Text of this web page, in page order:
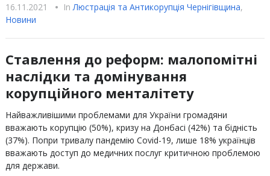
16.11.2021 • InЛюстрацiя та Антикорупцiя Чернігівщина,
Новини
Ставлення до реформ: малопомітні
наслідки та домінування
корупційного менталітету
Найважливішими проблемами для України громадяни
вважають корупцію (50%), кризу на Донбасі (42%) та бідність
(37%). Попри тривалу пандемію Covid-19, лише 18% українців
вважають доступ до медичних послуг критичною проблемою
для держави.